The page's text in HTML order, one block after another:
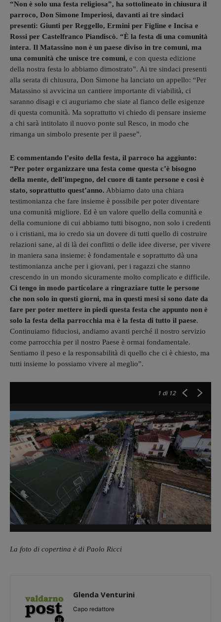
“Non è solo una festa religiosa”, ha sottolineato in chiusura il
parroco, Don Simone Imperiosi, davanti ai tre sindaci
presenti: Giunti per Reggello, Ermini per Figline e Incisa e
Rossi per Castelfranco Piandiscò. “È la festa di una comunità
intera. Il Matassino non è un paese diviso in tre comuni, ma
una comunità che unisce tre comuni, e con questa edizione
della nostra festa lo abbiamo dimostrato”. Ai tre sindaci presenti
alla serata di chiusura, Don Simone ha lanciato un appello: “Per
Matassino si avvicina un cantiere importante di viabilità, ci
saranno disagi e ci auguriamo che siate al fianco delle esigenze
di questa comunità. Ma soprattutto vi chiedo di pensare insieme
a chi sarà intitolato il nuovo ponte sul Resco, in modo che
rimanga un simbolo presente per il paese”.
E commentando l’esito della festa, il parroco ha aggiunto:
“Per poter organizzare una festa come questa c’è bisogno
della mente, dell’impegno, del cuore di tante persone e così è
stato, soprattutto quest’anno. Abbiamo dato una chiara
testimonianza che fare insieme è possibile per poter diventare
una comunità migliore. Ed è un valore quello della comunità e
della comunione di cui abbiamo tutti bisogno, non solo i credenti
o i cristiani, ma io credo sia un dovere di tutti quello di costruire
relazioni sane, al di là dei conflitti o delle idee diverse, per vivere
in maniera sana insieme: è fondamentale e soprattutto dà una
testimonianza anche per i giovani, per i ragazzi che stanno
crescendo in un mondo sicuramente molto complicato e difficile.
Ci tengo in modo particolare a ringraziare tutte le persone
che non solo in questi giorni, ma in questi mesi si sono date da
fare per poter mettere in piedi questa festa che appunto non è
solo la festa della parrocchia ma è la festa di tutto il paese.
Continuiamo fiduciosi, andiamo avanti perché il nostro servizio
come parrocchia per il nostro Paese è ormai fondamentale.
Sentiamo il peso e la responsabilità di quello che ci è chiesto, ma
tutti insieme lo possiamo vivere al meglio”.
1 di 12
La foto di copertina è di Paolo Ricci
Glenda Venturini
Capo redattore